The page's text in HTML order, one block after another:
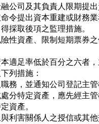
公司及其負責人限期提
命令提出資本重建或財務
得採取後項之監理措施。
性資產、限制短期票券
適足率低於百分之六者
列措施：
務，並通知公司登記主管
分特定資產，應先經主管
資產。
利害關係人之授信或其他